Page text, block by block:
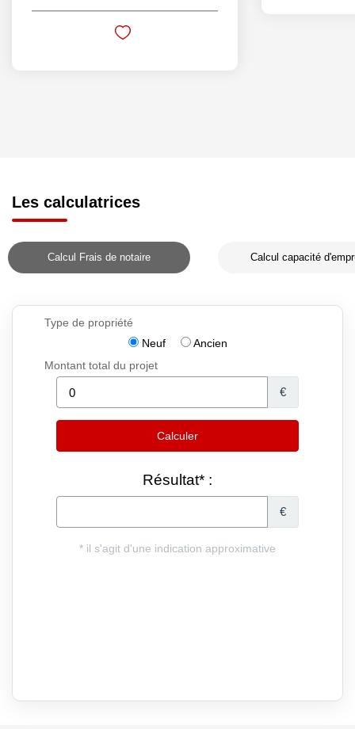
Les calculatrices
Calcul Frais de notaire Calcul capacité